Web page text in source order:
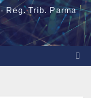
Reg. Trib. Parma